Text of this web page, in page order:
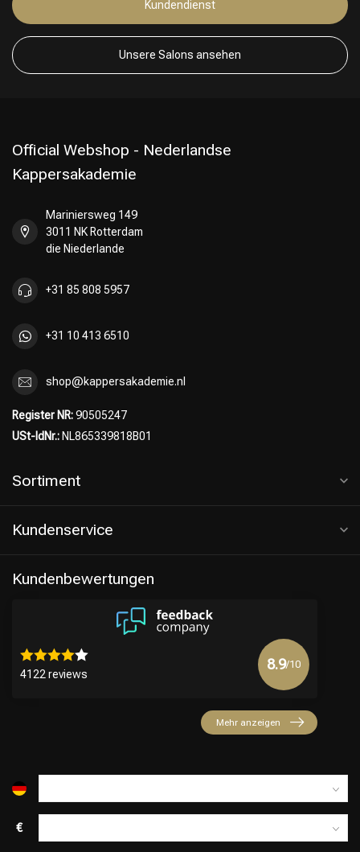
Umformung
Kundendienst
Unsere Salons ansehen
Official Webshop - Nederlandse
Kappersakademie
Mariniersweg 149
3011 NK Rotterdam
die Niederlande
+31 85 808 5957
+31 10 413 6510
shop@kappersakademie.nl
Register NR:90505247
USt-IdNr.: NL865339818B01
Sortiment
Kundenservice
Kundenbewertungen
4122 reviews
8.9/10
Mehr anzeigen
€